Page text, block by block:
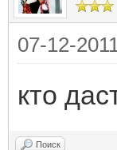
07-12-
кто
Поиск